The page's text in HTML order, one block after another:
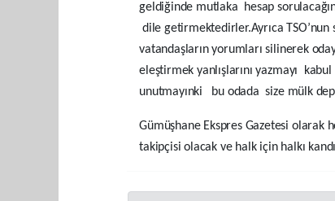
geldiğinde mutlaka hesap
dile getirmektedirler.Ayrıca
vatandaşların yorumları silinerek
eleştirmek yanlışlarını yazmayı
unutmayınki bu odada size mülk
Gümüşhane Ekspres Gazetesi olarak
takipçisi olacak ve halk için halkı